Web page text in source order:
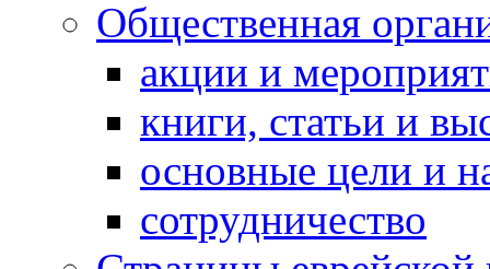
Общественная
акции и
книги, статьи и
основные цели и
сотрудничество